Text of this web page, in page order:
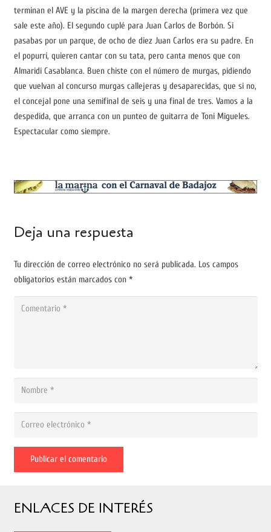
terminan el AVE y la piscina de la margen derecha (primera vez que
sale este año). El segundo cuplé para Juan Carlos de Borbón. Si
pasabas por un parque, de ocho de diez Juan Carlos era su padre. En
el popurrí, quieren cantar con su tata, pero canta menos que con
Almaridi Casablanca. Buen chiste con el número de murgas, pidiendo
que vuelvan al concurso murgas callejeras y desaparecidas, que si no,
el concejal pone una semifinal de seis y una final de tres. Vamos a la
despedida, que arranca con un punteo de guitarra de Toni Migueles.
Espectacular como siempre.
Deja una respuesta
Tu dirección de correo electrónico no será publicada. Los campos
obligatorios están marcados con *
Publicar el comentario
ENLACES DE INTERÉS